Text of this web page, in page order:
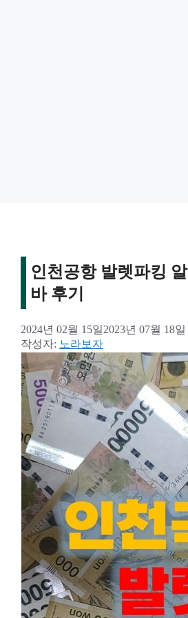
인천공항 발렛파킹 알
바 후기
2024년 02월 15일2023년 07월 18일
작성자: 노라보자